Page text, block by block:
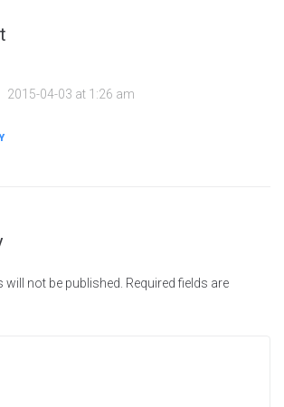
2015-04-03 at 1:26 am
not be published. Required fields are